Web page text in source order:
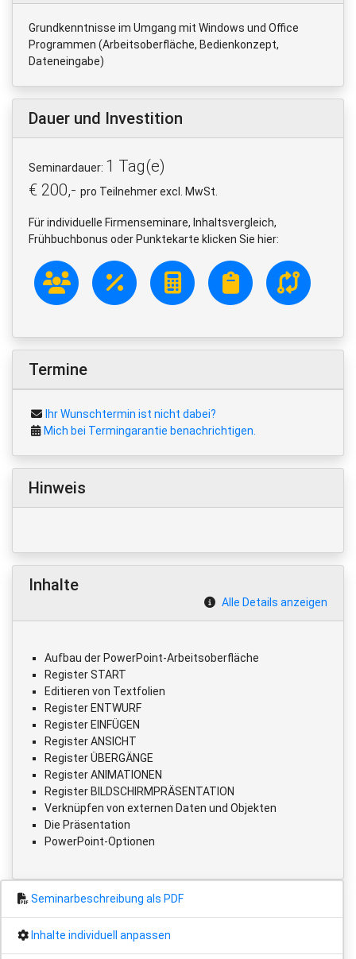
Grundkenntnisse im Umgang mit Windows und Office
Programmen (Arbeitsoberfläche, Bedienkonzept,
Dateneingabe)
Dauer und Investition
Seminardauer: 1 Tag(e)
€ 200,- pro Teilnehmer excl. MwSt.
Für individuelle Firmenseminare, Inhaltsvergleich,
Frühbuchbonus oder Punktekarte klicken Sie hier:
Termine
Ihr Wunschtermin ist nicht dabei?
Mich bei Termingarantie benachrichtigen.
Hinweis
Inhalte
Alle Details anzeigen
Aufbau der PowerPoint-Arbeitsoberfläche
Register START
Editieren von Textfolien
Register ENTWURF
Register EINFÜGEN
Register ANSICHT
Register ÜBERGÄNGE
Register ANIMATIONEN
Register BILDSCHIRMPRÄSENTATION
Verknüpfen von externen Daten und Objekten
Die Präsentation
PowerPoint-Optionen
Seminarbeschreibung als PDF
Inhalte individuell anpassen